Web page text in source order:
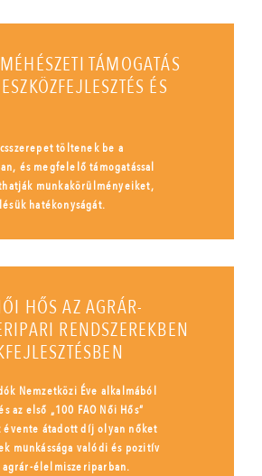
TÁMOGATÁS
ÉS
töltenek be a
és megfelelő támogatással
munkakörülményeiket,
hatékonyságát.
HŐS AZ AGRÁR-
RENDSZEREKBEN
Nemzetközi Éve alkalmából
első „100 FAO Női Hős”
évente átadott díj olyan nőket
munkássága valódi és pozitív
agrár-élelmiszeriparban.